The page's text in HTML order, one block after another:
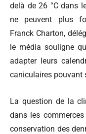
delà de 26 °C dans
ne peuvent plus
Franck Charton,
le média souligne
adapter leurs
caniculaires pouvant
La question de la
dans les
conservation des